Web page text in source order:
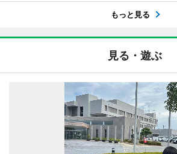
もっと見る
見る・遊ぶ